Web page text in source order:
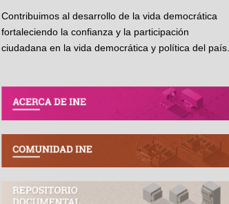
Contribuimos al desarrollo de la vida democrática
fortaleciendo la confianza y la participación
ciudadana en la vida democrática y política del país.